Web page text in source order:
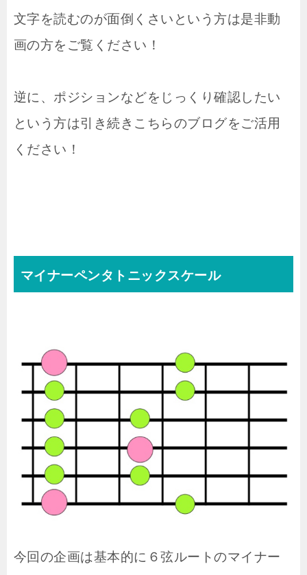
文字を読むのが面倒くさいという方は是非動
画の方をご覧ください！
逆に、ポジションなどをじっくり確認したい
という方は引き続きこちらのブログをご活用
ください！
マイナーペンタトニックスケール
今回の企画は基本的に６弦ルートのマイナー